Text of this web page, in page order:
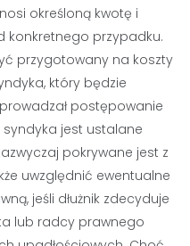
określoną kwotę i
konkretnego przypadku.
przygotowany na koszty
który będzie
postępowanie
jest ustalane
pokrywane jest z
uwzględnić ewentualne
jeśli dłużnik zdecyduje
lub radcy prawnego